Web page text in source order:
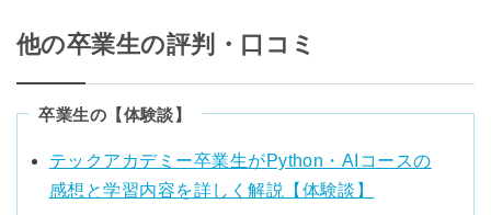
他の卒業生の評判・口コミ
卒業生の【体験談】
テックアカデミー卒業生がPython・AIコースの
感想と学習内容を詳しく解説【体験談】